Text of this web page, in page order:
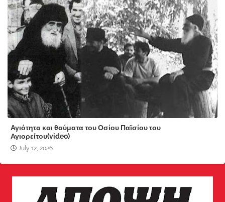
Αγιότητα και θαύματα του Οσίου Παϊσίου του
Αγιορείτου(video)
July 12, 2026